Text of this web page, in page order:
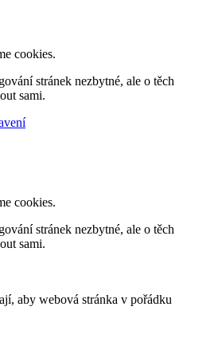
cookies.
stránek nezbytné, ale o těch
sami.
cookies.
stránek nezbytné, ale o těch
sami.
aby webová stránka v pořádku